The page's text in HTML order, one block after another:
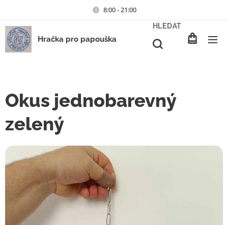
8:00 - 21:00
Hračka pro papouška
HLEDAT
Okus jednobarevný
zelený